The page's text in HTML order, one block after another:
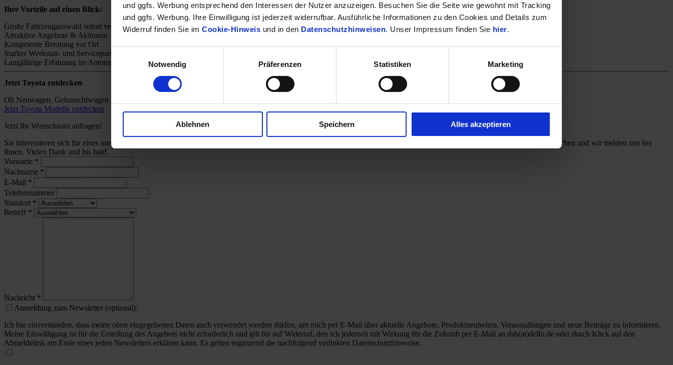
und ggfs. Werbung entsprechend den Interessen der Nutzer anzuzeigen. Besuchen Sie die Seite wie gewohnt mit Tracking
und ggfs. Werbung. Ihre Einwilligung ist jederzeit widerrufbar. Ausführliche Informationen zu den Cookies und Details zum
Widerruf finden Sie im Cookie-Hinweis und in den Datenschutzhinweisen. Unser Impressum finden Sie hier.
Einwilligungsauswahl
Notwendig
Präferenzen Statistiken Marketing
Ablehnen Speichern Alles akzeptieren
Ihre Vorteile auf einen Blick:
Große Fahrzeugauswahl sofort verfügbar
Attraktive Angebote & Aktionen
Kompetente Beratung vor Ort
Starker Werkstatt- und Servicepartner
Langjährige Erfahrung im Automobilhandel
Jetzt Toyota entdecken
Ob Neuwagen, Gebrauchtwagen oder individuelles Angebot – bei uns finden Sie Ihr passendes Toyota Fahrzeug.
Jetzt Toyota Modelle entdecken
Jetzt Ihr Wunschauto anfragen!
Sie interessieren sich für eines unserer Toyota-Modelle und wünschen eine Kontaktaufnahme? Sehr gerne! Teilen Sie uns einfach im Betreff mit, welchen Kontaktweg Sie wünschen und wir melden uns bei
Ihnen. Vielen Dank und bis bald.
Vorname *
Nachname *
E-Mail *
Telefonnummer
Standort *
Betreff *
Nachricht *
Anmeldung zum Newsletter (optional):
Ich bin einverstanden, dass meine oben eingegebenen Daten auch verwendet werden dürfen, um mich per E-Mail über aktuelle Angebote, Produktneuheiten, Veranstaltungen und neue Beiträge zu informieren.
Meine Einwilligung ist für die Erstellung des Angebots nicht erforderlich und gilt bis auf Widerruf, den ich jederzeit mit Wirkung für die Zukunft per E-Mail an dsb(at)dello.de oder durch Klick auf den
Abmeldelink am Ende eines jeden Newsletters erklären kann. Es gelten ergänzend die nachfolgend verlinkten Datenschutzhinweise.